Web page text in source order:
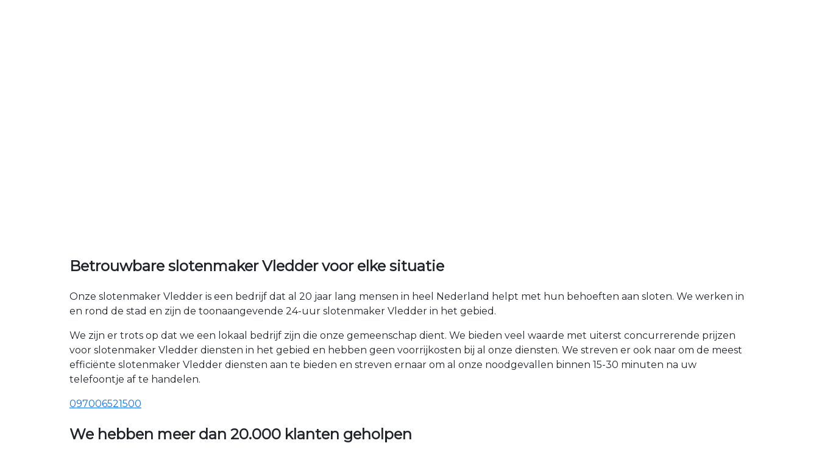
Betrouwbare slotenmaker Vledder voor elke situatie
Onze slotenmaker Vledder is een bedrijf dat al 20 jaar lang mensen in heel Nederland helpt met hun behoeften aan sloten. We werken in
en rond de stad en zijn de toonaangevende 24-uur slotenmaker Vledder in het gebied.
We zijn er trots op dat we een lokaal bedrijf zijn die onze gemeenschap dient. We bieden veel waarde met uiterst concurrerende prijzen
voor slotenmaker Vledder diensten in het gebied en hebben geen voorrijkosten bij al onze diensten. We streven er ook naar om de meest
efficiënte slotenmaker Vledder diensten aan te bieden en streven ernaar om al onze noodgevallen binnen 15-30 minuten na uw
telefoontje af te handelen.
097006521500
We hebben meer dan 20.000 klanten geholpen